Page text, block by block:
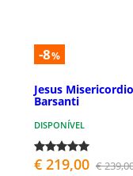
-8%
Jesus
Barsanti
DISPONÍVEL
€ 219,00 €